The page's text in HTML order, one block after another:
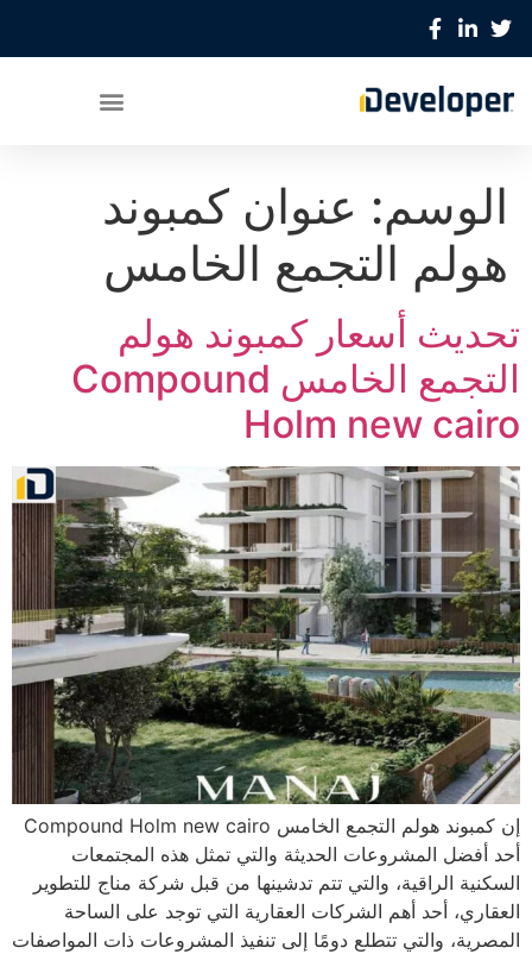
الوسم: عنوان كمبوند
هولم التجمع الخامس
تحديث أسعار كمبوند هولم
التجمع الخامس Compound
Holm new cairo
إن كمبوند هولم التجمع الخامس Compound Holm new cairo
أحد أفضل المشروعات الحديثة والتي تمثل هذه المجتمعات
السكنية الراقية، والتي تتم تدشينها من قبل شركة مناج للتطوير
العقاري، أحد أهم الشركات العقارية التي توجد على الساحة
المصرية، والتي تتطلع دومًا إلى تنفيذ المشروعات ذات المواصفات